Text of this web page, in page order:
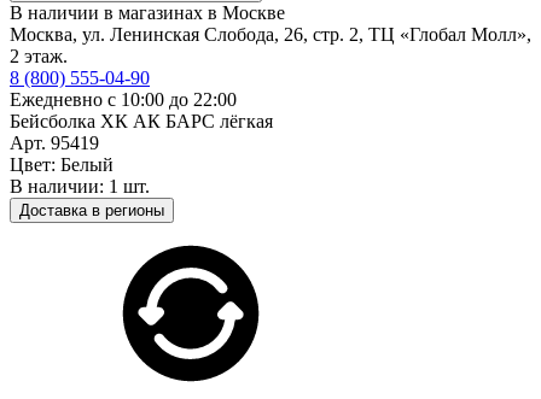
В наличии в магазинах в Москве
Москва, ул. Ленинская Слобода, 26, стр. 2, ТЦ «Глобал Молл»,
2 этаж.
8 (800) 555-04-90
Ежедневно с 10:00 до 22:00
Бейсболка ХК АК БАРС лёгкая
Арт. 95419
Цвет: Белый
В наличии: 1 шт.
Доставка в регионы